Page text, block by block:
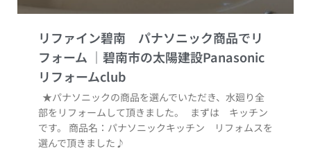
リファイン碧南 パナソニック商品でリ
フォーム
★パナソニックの商品を選んでいただき、水廻り全
部をリフォームして頂きました。 まずは キッチン
です。 商品名：パナソニックキッチン リフォムスを
選んで頂きました♪